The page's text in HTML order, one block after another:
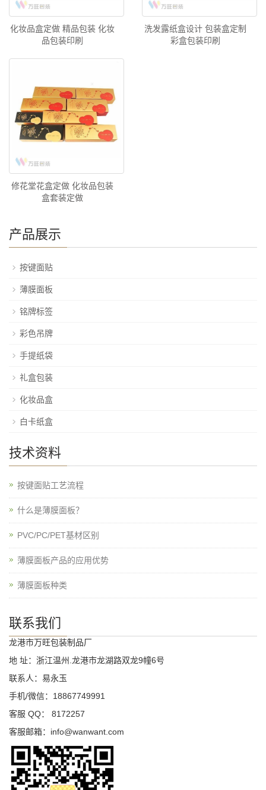
化妆品盒定做 精品包装 化妆
品包装印刷
洗发露纸盒设计 包装盒定制
彩盒包装印刷
修花堂花盒定做 化妆品包装
盒套装定做
产品展示
按键面贴
薄膜面板
铭牌标签
彩色吊牌
手提纸袋
礼盒包装
化妆品盒
白卡纸盒
技术资料
按键面贴工艺流程
什么是薄膜面板？
PVC/PC/PET基材区别
薄膜面板产品的应用优势
薄膜面板种类
联系我们
龙港市万旺包装制品厂
地 址：浙江温州.龙港市龙湖路双龙9幢6号
联系人：易永玉
手机/微信：18867749991
客服 QQ： 8172257
客服邮箱：info@wanwant.com